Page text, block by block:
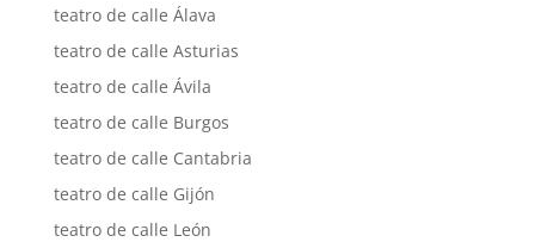
teatro de calle Álava
teatro de calle Asturias
teatro de calle Ávila
teatro de calle Burgos
teatro de calle Cantabria
teatro de calle Gijón
teatro de calle León